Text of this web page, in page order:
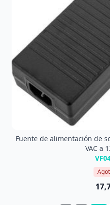
Fuente de alimentación de
VAC a